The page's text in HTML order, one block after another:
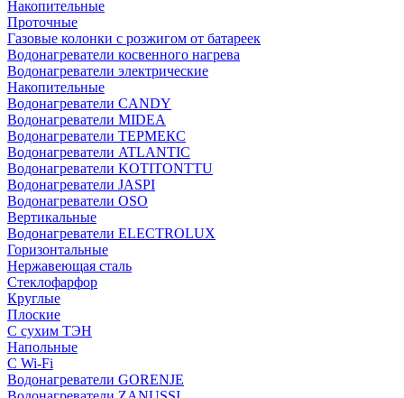
Накопительные
Проточные
Газовые колонки с розжигом от батареек
Водонагреватели косвенного нагрева
Водонагреватели электрические
Накопительные
Водонагреватели CANDY
Водонагреватели MIDEA
Водонагреватели ТЕРМЕКС
Водонагреватели ATLANTIC
Водонагреватели KOTITONTTU
Водонагреватели JASPI
Водонагреватели OSO
Вертикальные
Водонагреватели ELECTROLUX
Горизонтальные
Нержавеющая сталь
Стеклофарфор
Круглые
Плоские
С сухим ТЭН
Напольные
С Wi-Fi
Водонагреватели GORENJE